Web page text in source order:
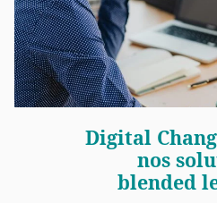
Digital
nos
blended